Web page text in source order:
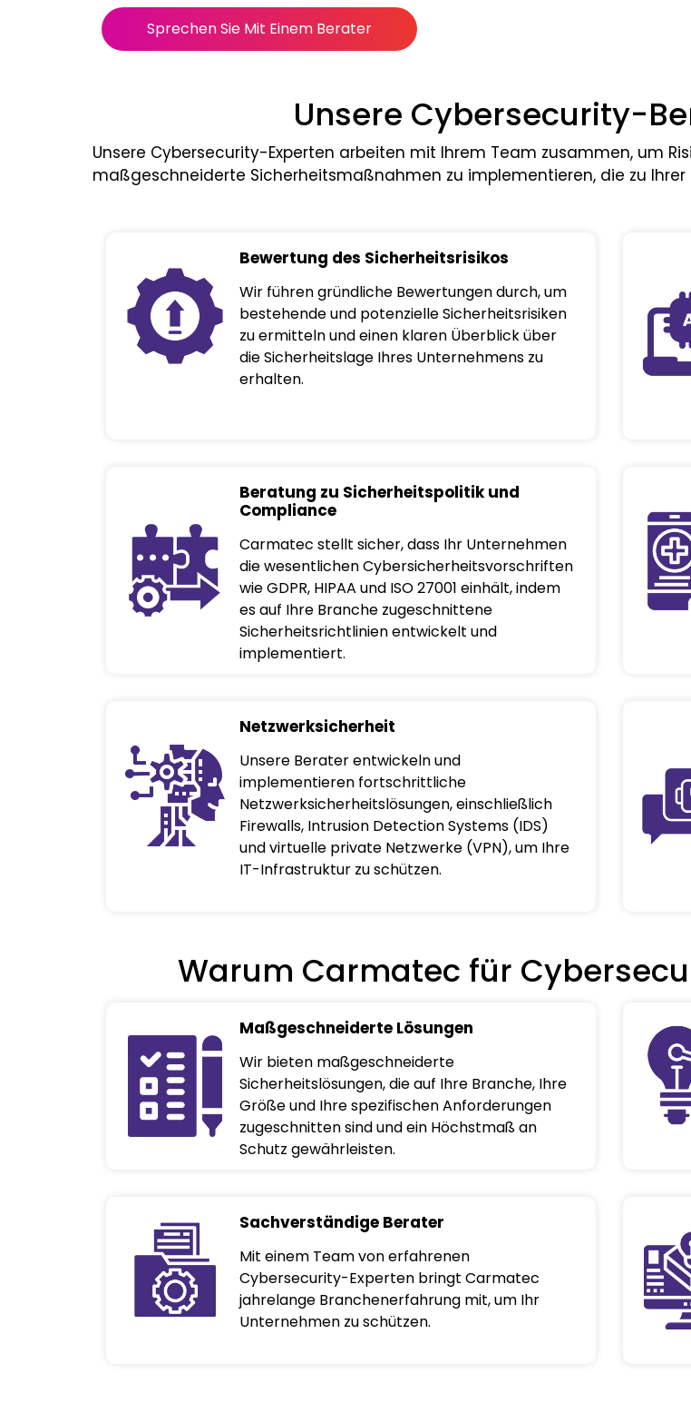
Sprechen Sie Mit Einem Berater
Unsere Cybersecurity-
Unsere Cybersecurity-Experten arbeiten mit Ihrem Team zusammen, um
maßgeschneiderte Sicherheitsmaßnahmen zu implementieren, die zu
Bewertung des Sicherheitsrisikos
Wir führen gründliche Bewertungen durch, um
bestehende und potenzielle Sicherheitsrisiken
zu ermitteln und einen klaren Überblick über
die Sicherheitslage Ihres Unternehmens zu
erhalten.
Beratung zu Sicherheitspolitik und
Compliance
Carmatec stellt sicher, dass Ihr Unternehmen
die wesentlichen Cybersicherheitsvorschriften
wie GDPR, HIPAA und ISO 27001 einhält, indem
es auf Ihre Branche zugeschnittene
Sicherheitsrichtlinien entwickelt und
implementiert.
Netzwerksicherheit
Unsere Berater entwickeln und
implementieren fortschrittliche
Netzwerksicherheitslösungen, einschließlich
Firewalls, Intrusion Detection Systems (IDS)
und virtuelle private Netzwerke (VPN), um Ihre
IT-Infrastruktur zu schützen.
Warum Carmatec für
Maßgeschneiderte Lösungen
Wir bieten maßgeschneiderte
Sicherheitslösungen, die auf Ihre Branche, Ihre
Größe und Ihre spezifischen Anforderungen
zugeschnitten sind und ein Höchstmaß an
Schutz gewährleisten.
Sachverständige Berater
Mit einem Team von erfahrenen
Cybersecurity-Experten bringt Carmatec
jahrelange Branchenerfahrung mit, um Ihr
Unternehmen zu schützen.